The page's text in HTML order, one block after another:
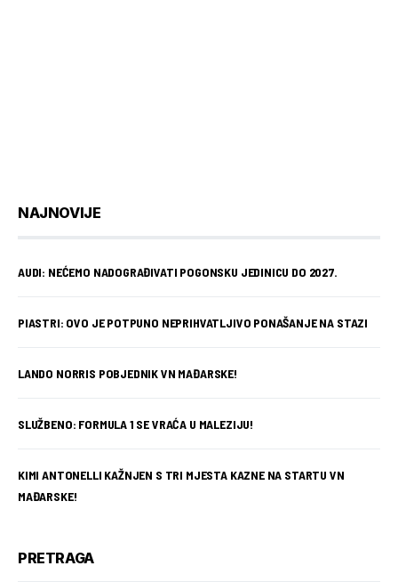
NAJNOVIJE
AUDI: NEĆEMO NADOGRAĐIVATI POGONSKU JEDINICU DO 2027.
PIASTRI: OVO JE POTPUNO NEPRIHVATLJIVO PONAŠANJE NA STAZI
LANDO NORRIS POBJEDNIK VN MAĐARSKE!
SLUŽBENO: FORMULA 1 SE VRAĆA U MALEZIJU!
KIMI ANTONELLI KAŽNJEN S TRI MJESTA KAZNE NA STARTU VN
MAĐARSKE!
PRETRAGA